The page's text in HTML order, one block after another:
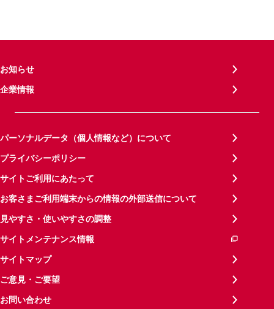
お知らせ
企業情報
パーソナルデータ（個人情報など）について
プライバシーポリシー
サイトご利用にあたって
お客さまご利用端末からの情報の外部送信について
見やすさ・使いやすさの調整
サイトメンテナンス情報
サイトマップ
ご意見・ご要望
お問い合わせ